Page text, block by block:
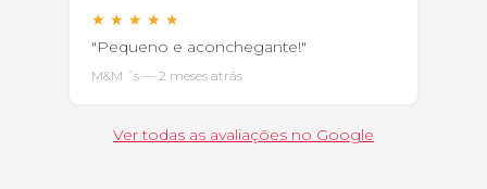
★ ★ ★ ★ ★
"Pequeno e aconchegante!"
M&M ´s — 2 meses atrás
Ver todas as avaliações no Google